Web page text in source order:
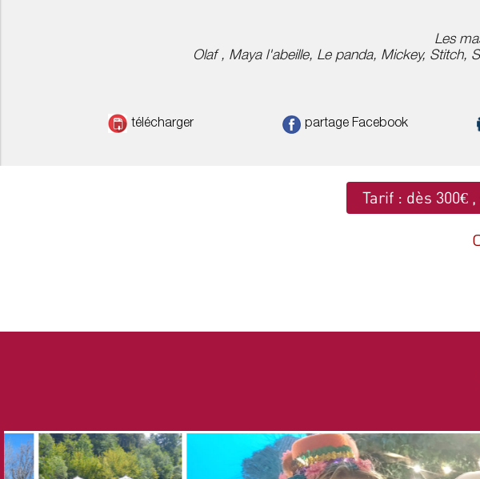
Les
Olaf , Maya l'abeille, Le panda, Mickey, Stitch,
télécharger partage Facebook
Tarif : dès 300€